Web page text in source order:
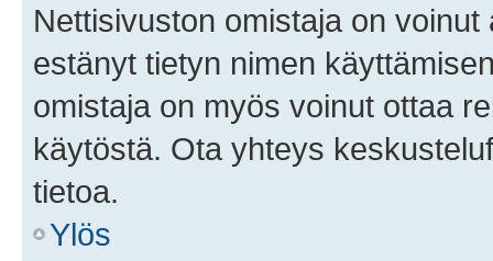
Nettisivuston omistaja on
estänyt tietyn nimen
omistaja on myös voinut ottaa
käytöstä. Ota yhteys
tietoa.
Ylös